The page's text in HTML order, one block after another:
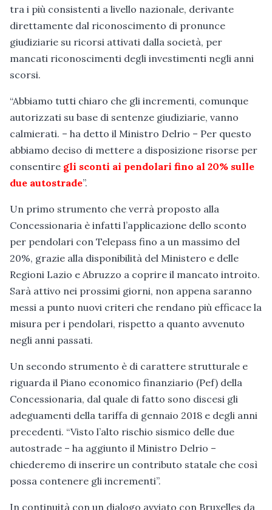
tra i più consistenti a livello nazionale, derivante
direttamente dal riconoscimento di pronunce
giudiziarie su ricorsi attivati dalla società, per
mancati riconoscimenti degli investimenti negli anni
scorsi.
“Abbiamo tutti chiaro che gli incrementi, comunque
autorizzati su base di sentenze giudiziarie, vanno
calmierati. – ha detto il Ministro Delrio – Per questo
abbiamo deciso di mettere a disposizione risorse per
consentire gli sconti ai pendolari fino al 20% sulle
due autostrade”.
Un primo strumento che verrà proposto alla
Concessionaria è infatti l’applicazione dello sconto
per pendolari con Telepass fino a un massimo del
20%, grazie alla disponibilità del Ministero e delle
Regioni Lazio e Abruzzo a coprire il mancato introito.
Sarà attivo nei prossimi giorni, non appena saranno
messi a punto nuovi criteri che rendano più efficace la
misura per i pendolari, rispetto a quanto avvenuto
negli anni passati.
Un secondo strumento è di carattere strutturale e
riguarda il Piano economico finanziario (Pef) della
Concessionaria, dal quale di fatto sono discesi gli
adeguamenti della tariffa di gennaio 2018 e degli anni
precedenti. “Visto l’alto rischio sismico delle due
autostrade – ha aggiunto il Ministro Delrio –
chiederemo di inserire un contributo statale che così
possa contenere gli incrementi”.
In continuità con un dialogo avviato con Bruxelles da